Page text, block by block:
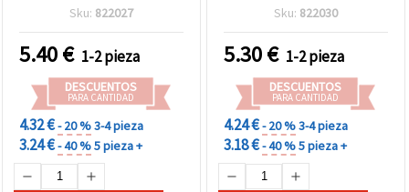
Sku: 822027
5.40€ 1-2 pieza
DESCUENTOS
PARA CANTIDAD
4.32 €- 20 %3-4 pieza
3.24 €- 40 %5 pieza +
mm
Sku: 822030
5.30€ 1-2 pieza
DESCUENTOS
PARA CANTIDAD
4.24 €- 20 %3-4 pieza
3.18 €- 40 %5 pieza +